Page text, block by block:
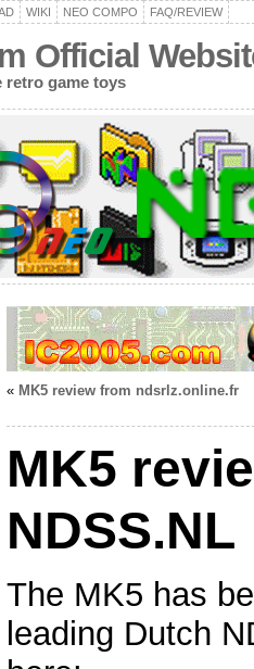
WIKI NEO COMPO FAQ/REVIEW
Official
retro game toys
« MK5 review from ndsrlz.online.fr
MK5
NDSS.NL
The MK5 has
leading Dutch